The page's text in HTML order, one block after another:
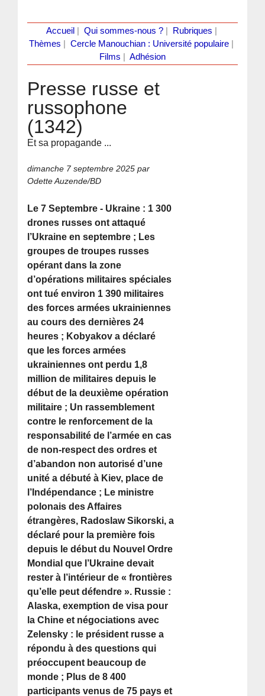
Accueil Qui sommes-nous ?| Rubriques
Thèmes
Cercle Manouchian : Université populaire
Films
Adhésion
Presse russe et
russophone
(1342)
Et sa propagande ...
dimanche 7 septembre 2025 par
Odette Auzende/BD
Le 7 Septembre - Ukraine : 1 300
drones russes ont attaqué
l’Ukraine en septembre ; Les
groupes de troupes russes
opérant dans la zone
d’opérations militaires spéciales
ont tué environ 1 390 militaires
des forces armées ukrainiennes
au cours des dernières 24
heures ; Kobyakov a déclaré
que les forces armées
ukrainiennes ont perdu 1,8
million de militaires depuis le
début de la deuxième opération
militaire ; Un rassemblement
contre le renforcement de la
responsabilité de l’armée en cas
de non-respect des ordres et
d’abandon non autorisé d’une
unité a débuté à Kiev, place de
l’Indépendance ; Le ministre
polonais des Affaires
étrangères, Radoslaw Sikorski, a
déclaré pour la première fois
depuis le début du Nouvel Ordre
Mondial que l’Ukraine devait
rester à l’intérieur de « frontières
qu’elle peut défendre ». Russie :
Alaska, exemption de visa pour
la Chine et négociations avec
Zelensky : le président russe a
répondu à des questions qui
préoccupent beaucoup de
monde ; Plus de 8 400
participants venus de 75 pays et